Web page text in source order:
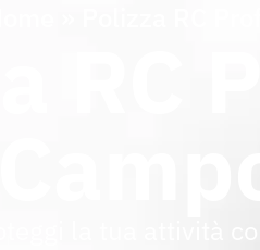
RC
la tua attività